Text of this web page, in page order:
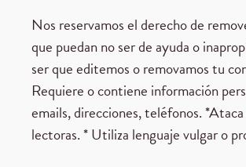
Nos reservamos el derecho de
que puedan no ser de ayuda o
ser que editemos o removamos tu
Requiere o contiene información
emails, direcciones, teléfonos.
lectoras. * Utiliza lenguaje vulgar o